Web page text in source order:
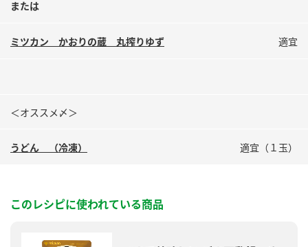
または
ミツカン かおりの蔵 丸搾りゆず 適宜
＜オススメ〆＞
うどん （冷凍） 適宜（１玉）
このレシピに使われている商品